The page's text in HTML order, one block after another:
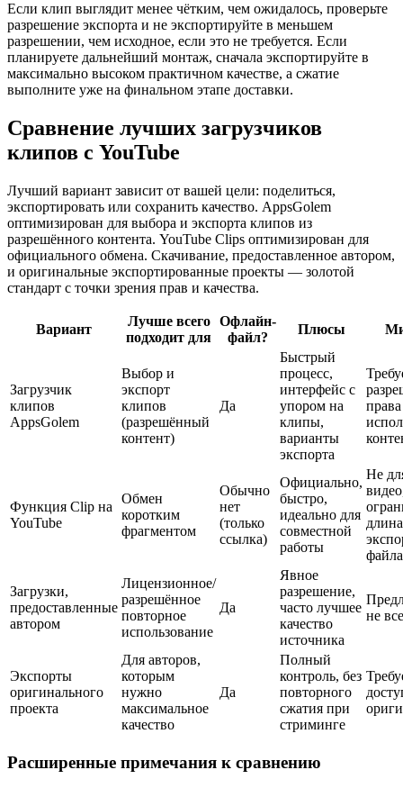
Если клип выглядит менее чётким, чем ожидалось, проверьте
разрешение экспорта и не экспортируйте в меньшем
разрешении, чем исходное, если это не требуется. Если
планируете дальнейший монтаж, сначала экспортируйте в
максимально высоком практичном качестве, а сжатие
выполните уже на финальном этапе доставки.
Сравнение лучших загрузчиков
клипов с YouTube
Лучший вариант зависит от вашей цели: поделиться,
экспортировать или сохранить качество. AppsGolem
оптимизирован для выбора и экспорта клипов из
разрешённого контента. YouTube Clips оптимизирован для
официального обмена. Скачивание, предоставленное автором,
и оригинальные экспортированные проекты — золотой
стандарт с точки зрения прав и качества.
Вариант
Лучше всего
подходит для
Офлайн-
файл?
Плюсы
Загрузчик
клипов
AppsGolem
Выбор и
экспорт
клипов
(разрешённый
контент)
Да
Быстрый
процесс,
интерфейс с
упором на
клипы,
варианты
экспорта
Функция Clip на
YouTube
Обмен
коротким
фрагментом
Обычно
нет
(только
ссылка)
Официально,
быстро,
идеально для
совместной
работы
Не
файла
Загрузки,
предоставленные
автором
Лицензионное/
разрешённое
повторное
использование
Да
Явное
разрешение,
часто лучшее
качество
источника
не
Экспорты
оригинального
проекта
Для авторов,
которым
нужно
максимальное
качество
Да
Полный
контроль, без
повторного
сжатия при
стриминге
Расширенные примечания к сравнению